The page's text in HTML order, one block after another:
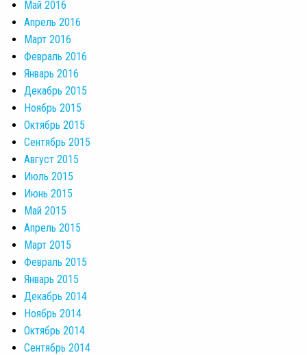
Май 2016
Апрель 2016
Март 2016
Февраль 2016
Январь 2016
Декабрь 2015
Ноябрь 2015
Октябрь 2015
Сентябрь 2015
Август 2015
Июль 2015
Июнь 2015
Май 2015
Апрель 2015
Март 2015
Февраль 2015
Январь 2015
Декабрь 2014
Ноябрь 2014
Октябрь 2014
Сентябрь 2014